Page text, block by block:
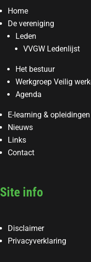
Home
De vereniging
Leden
VVGW Ledenlijst
Het bestuur
Werkgroep Veilig
Agenda
E-learning & opleidingen
Nieuws
Links
Contact
Site info
Disclaimer
Privacyverklaring